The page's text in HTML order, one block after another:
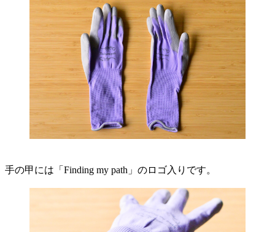
手の甲には「Finding my path」のロゴ入りです。